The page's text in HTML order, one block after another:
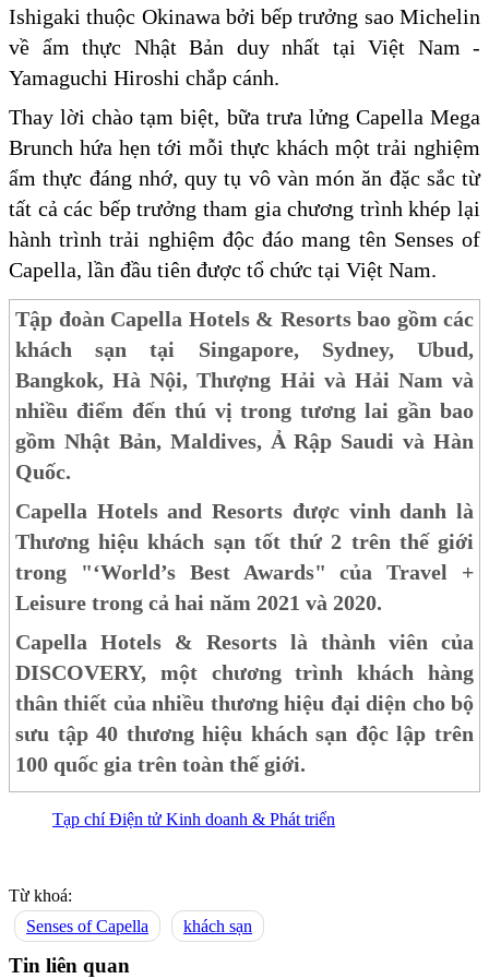
Ishigaki thuộc Okinawa bởi bếp trưởng sao Michelin
về ẩm thực Nhật Bản duy nhất tại Việt Nam -
Yamaguchi Hiroshi chắp cánh.
Thay lời chào tạm biệt, bữa trưa lửng Capella Mega
Brunch hứa hẹn tới mỗi thực khách một trải nghiệm
ẩm thực đáng nhớ, quy tụ vô vàn món ăn đặc sắc từ
tất cả các bếp trưởng tham gia chương trình khép lại
hành trình trải nghiệm độc đáo mang tên Senses of
Capella, lần đầu tiên được tổ chức tại Việt Nam.
Tập đoàn Capella Hotels & Resorts bao gồm các
khách sạn tại Singapore, Sydney, Ubud,
Bangkok, Hà Nội, Thượng Hải và Hải Nam và
nhiều điểm đến thú vị trong tương lai gần bao
gồm Nhật Bản, Maldives, Ả Rập Saudi và Hàn
Quốc.
Capella Hotels and Resorts được vinh danh là
Thương hiệu khách sạn tốt thứ 2 trên thế giới
trong "‘World’s Best Awards" của Travel +
Leisure trong cả hai năm 2021 và 2020.
Capella Hotels & Resorts là thành viên của
DISCOVERY, một chương trình khách hàng
thân thiết của nhiều thương hiệu đại diện cho bộ
sưu tập 40 thương hiệu khách sạn độc lập trên
100 quốc gia trên toàn thế giới.
Tạp chí Điện tử Kinh doanh & Phát triển
Từ khoá:
Senses of Capella
khách sạn
Tin liên quan